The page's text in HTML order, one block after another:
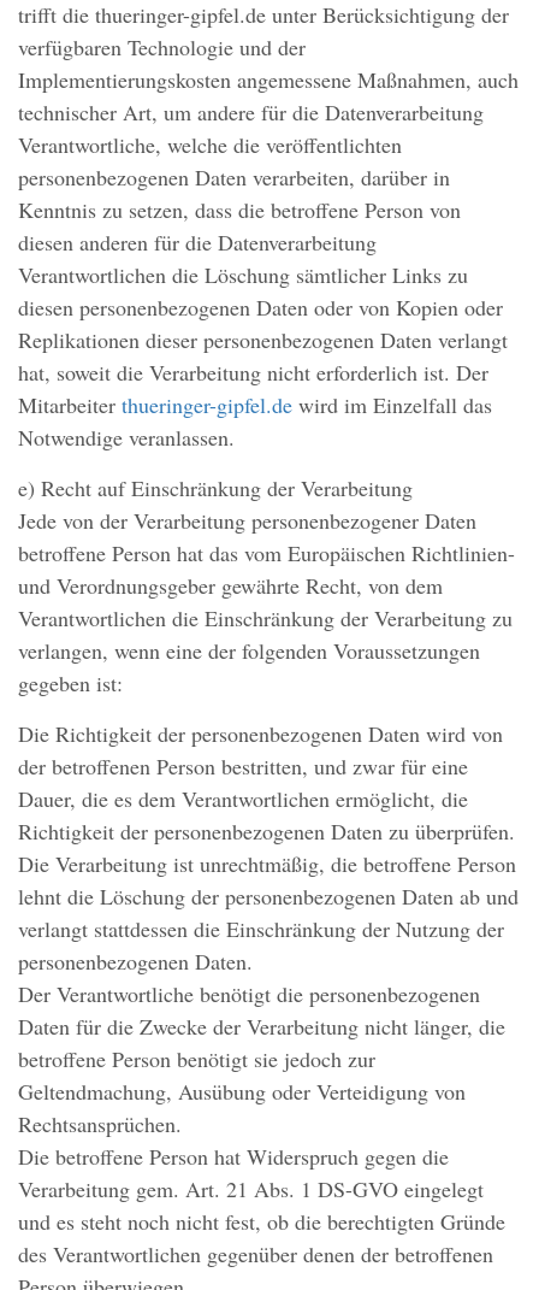
trifft die thueringer-gipfel.de unter Berücksichtigung der
verfügbaren Technologie und der
Implementierungskosten angemessene Maßnahmen, auch
technischer Art, um andere für die Datenverarbeitung
Verantwortliche, welche die veröffentlichten
personenbezogenen Daten verarbeiten, darüber in
Kenntnis zu setzen, dass die betroffene Person von
diesen anderen für die Datenverarbeitung
Verantwortlichen die Löschung sämtlicher Links zu
diesen personenbezogenen Daten oder von Kopien oder
Replikationen dieser personenbezogenen Daten verlangt
hat, soweit die Verarbeitung nicht erforderlich ist. Der
Mitarbeiter thueringer-gipfel.de wird im Einzelfall das
Notwendige veranlassen.
e) Recht auf Einschränkung der Verarbeitung
Jede von der Verarbeitung personenbezogener Daten
betroffene Person hat das vom Europäischen Richtlinien-
und Verordnungsgeber gewährte Recht, von dem
Verantwortlichen die Einschränkung der Verarbeitung zu
verlangen, wenn eine der folgenden Voraussetzungen
gegeben ist:
Die Richtigkeit der personenbezogenen Daten wird von
der betroffenen Person bestritten, und zwar für eine
Dauer, die es dem Verantwortlichen ermöglicht, die
Richtigkeit der personenbezogenen Daten zu überprüfen.
Die Verarbeitung ist unrechtmäßig, die betroffene Person
lehnt die Löschung der personenbezogenen Daten ab und
verlangt stattdessen die Einschränkung der Nutzung der
personenbezogenen Daten.
Der Verantwortliche benötigt die personenbezogenen
Daten für die Zwecke der Verarbeitung nicht länger, die
betroffene Person benötigt sie jedoch zur
Geltendmachung, Ausübung oder Verteidigung von
Rechtsansprüchen.
Die betroffene Person hat Widerspruch gegen die
Verarbeitung gem. Art. 21 Abs. 1 DS-GVO eingelegt
und es steht noch nicht fest, ob die berechtigten Gründe
des Verantwortlichen gegenüber denen der betroffenen